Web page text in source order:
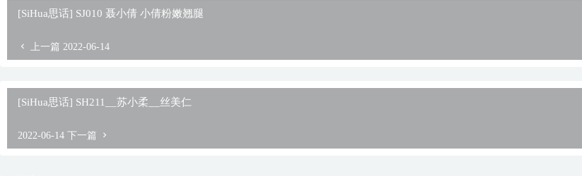
[SiHua思话] SJ010 聂小倩 小倩粉嫩翘腿
上一篇 2022-06-14
[SiHua思话] SH211__苏小柔__丝美仁
2022-06-14 下一篇